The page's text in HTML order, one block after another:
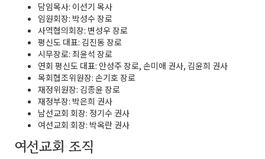
담임목사: 이선기 목사
임원회장: 박성수 장로
사역협의회장: 변성우 장로
평신도 대표: 김진동 장로
시무장로: 최윤석 장로
연회 평신도 대표: 안성주 장로, 손미애 권사, 김윤희 권사
목회협조위원장: 손기호 장로
재정위원장: 김종윤 장로
재정부장: 박은희 권사
남선교회 회장: 정기수 권사
여선교회 회장: 박옥란 권사
여선교회 조직